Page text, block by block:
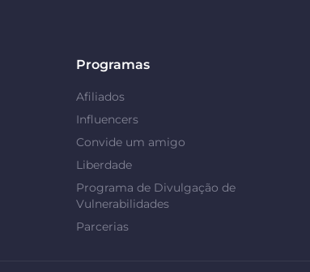
Programas
Afiliados
Influencers
Convide um amigo
Liberdade
Programa de Divulgação de
Vulnerabilidades
Parcerias